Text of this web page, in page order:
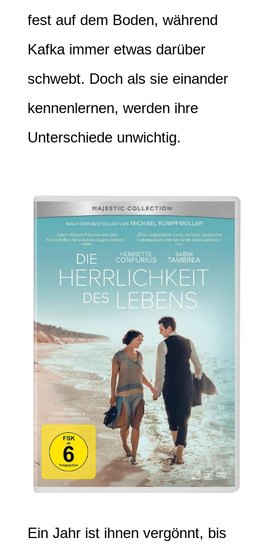
fest auf dem Boden, während
Kafka immer etwas darüber
schwebt. Doch als sie einander
kennenlernen, werden ihre
Unterschiede unwichtig.
Ein Jahr ist ihnen vergönnt, bis